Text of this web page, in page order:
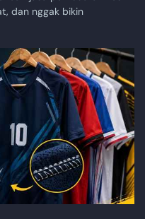
dan nggak bikin